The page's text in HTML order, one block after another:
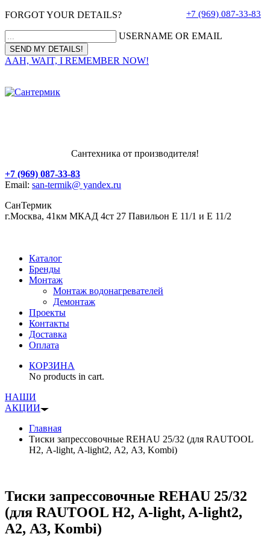
FORGOT YOUR DETAILS?
USERNAME OR EMAIL
AAH, WAIT, I REMEMBER NOW!
+7 (969) 087-33-83
Сантехника от производителя!
+7 (969) 087-33-83
Email: san-termik@ yandex.ru
СанТермик
г.Москва, 41км МКАД 4ст 27 Павильон Е 11/1 и Е 11/2
Каталог
Бренды
Монтаж
Монтаж водонагревателей
Демонтаж
Проекты
Контакты
Доставка
Оплата
КОРЗИНА
No products in cart.
НАШИ
АКЦИИ
Главная
Тиски запрессовочные REHAU 25/32 (для RAUTOOL
Н2, A-light, A-light2, А2, АЗ, Kombi)
Тиски запрессовочные REHAU 25/32
(для RAUTOOL Н2, A-light, A-light2,
А2, АЗ, Kombi)